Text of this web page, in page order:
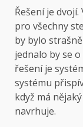
Řešení je
pro všechny
by bylo
jednalo by se
řešení je
systému
když má
navrhuje.